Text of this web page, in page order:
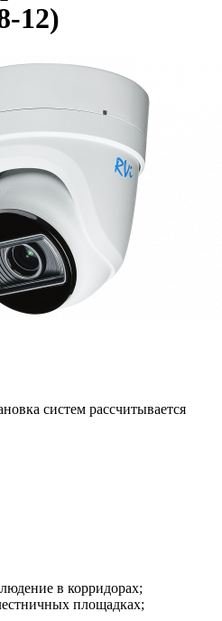
12)
систем рассчитывается
в корридорах;
площадках;